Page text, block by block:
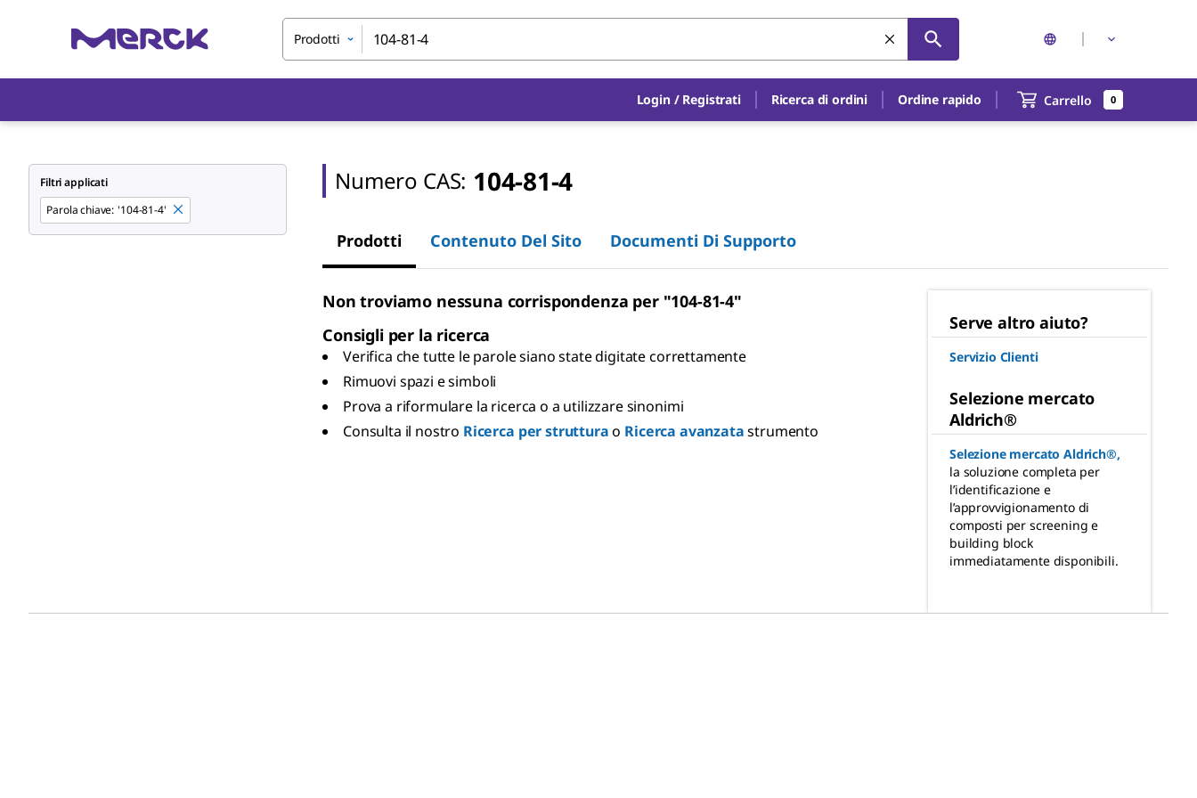
Prodotti
Login / Registrati Ricerca di ordini Ordine rapido Carrello 0
Filtri applicati
Parola chiave: '104-81-4'
Numero CAS: 104-81-4
Prodotti Contenuto Del Sito Documenti Di Supporto
Non troviamo nessuna corrispondenza per "104-81-4"
Consigli per la ricerca
Verifica che tutte le parole siano state digitate correttamente
Rimuovi spazi e simboli
Prova a riformulare la ricerca o a utilizzare sinonimi
Consulta il nostro Ricerca per struttura o Ricerca avanzata strumento
Serve altro aiuto?
Servizio Clienti
Selezione mercato
Aldrich®
Selezione mercato Aldrich®,
la soluzione completa per
l’identificazione e
l’approvvigionamento di
composti per screening e
building block
immediatamente disponibili.